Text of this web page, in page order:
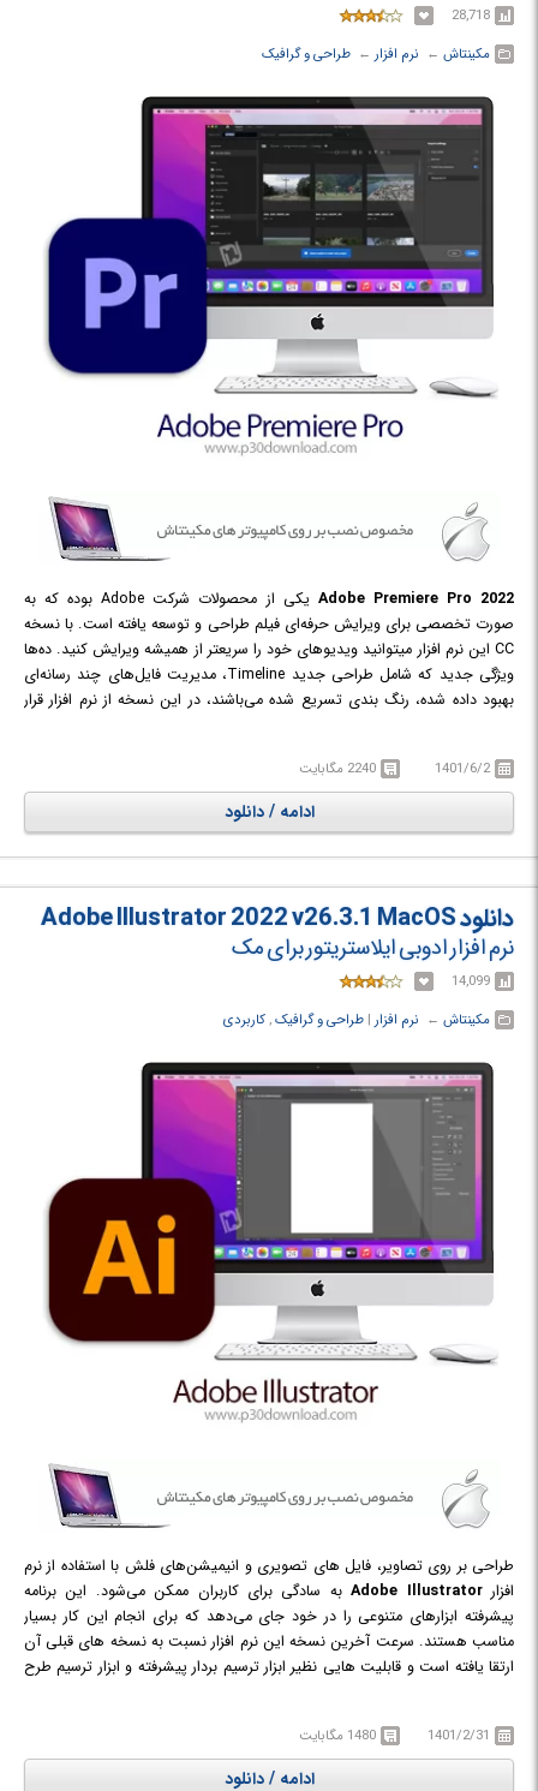
28,718
مکینتاش ← ‏ نرم افزار ← ‏ طراحی و گرافیک
Adobe Premiere Pro 2022
یکی از محصولات شرکت Adobe بوده که به
صورت تخصصی برای ویرایش حرفه‌ای فیلم طراحی و توسعه یافته است. با نسخه
CC این نرم افزار می‎توانید ویدیوهای خود را سریع‎تر از همیشه ویرایش کنید. ده‌ها
ویژگی جدید که شامل طراحی جدید Timeline، مدیریت فایل‌های چند رسانه‌ای
بهبود داده شده، رنگ بندی تسریع شده می‌باشند، در این نسخه از نرم افزار قرار
1401/6/2 2240 مگابایت
ادامه / دانلود
دانلود Adobe Illustrator 2022 v26.3.1 MacOS
نرم افزار ادوبی ایلاستریتور برای مک
14,099
مکینتاش ← ‏ نرم افزار ‏| طراحی و گرافیک,کاربردی
طراحی بر روی تصاویر، فایل های تصویری و انیمیشن‌های فلش با استفاده از نرم
افزارAdobe Illustratorبه سادگی برای کاربران ممکن می‌شود. این برنامه
پیشرفته ابزارهای متنوعی را در خود جای می‌دهد که برای انجام این کار بسیار
مناسب هستند. سرعت آخرین نسخه این نرم افزار نسبت به نسخه های قبلی آن
ارتقا یافته است و قابلیت هایی نظیر ابزار ترسیم بردار پیشرفته و ابزار ترسیم طرح
1401/2/31 1480 مگابایت
ادامه / دانلود